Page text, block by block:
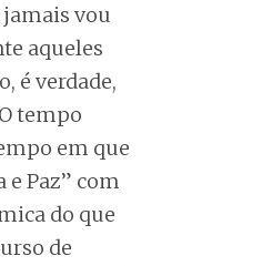
vou
aqueles
é verdade,
tempo
em que
Paz” com
do que
de